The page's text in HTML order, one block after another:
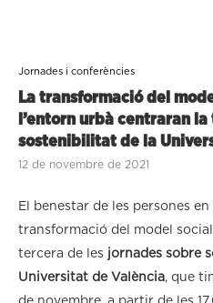
Jornades i conferències
La transformació del
l’entorn urbà centraran
sostenibilitat de la
12 de novembre de 2021
El benestar de les persones
transformació del model
tercera de les jornades sobre
Universitat de València, que